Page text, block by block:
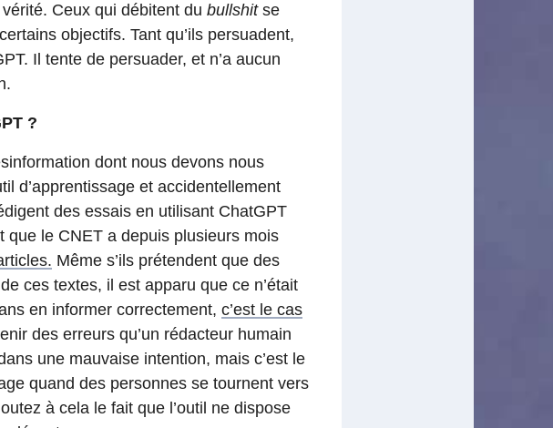
Ceux qui débitent du bullshitse
objectifs. Tant qu’ils persuadent,
Il tente de persuader, et n’a aucun
?
dont nous devons nous
d’apprentissage et accidentellement
des essais en utilisant ChatGPT
que le CNET a depuis plusieurs mois
Même s’ils prétendent que des
ces textes, il est apparu que ce n’était
en informer correctement, c’est le cas
des erreurs qu’un rédacteur humain
une mauvaise intention, mais c’est le
quand des personnes se tournent vers
à cela le fait que l’outil ne dispose